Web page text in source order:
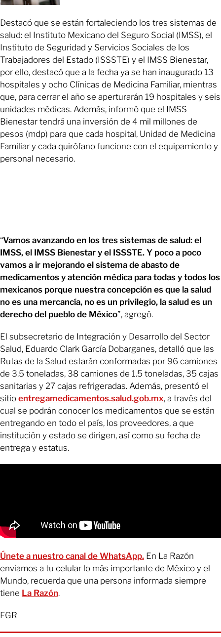
Destacó que se están fortaleciendo los tres sistemas de
salud: el Instituto Mexicano del Seguro Social (IMSS), el
Instituto de Seguridad y Servicios Sociales de los
Trabajadores del Estado (ISSSTE) y el IMSS Bienestar,
por ello, destacó que a la fecha ya se han inaugurado 13
hospitales y ocho Clínicas de Medicina Familiar, mientras
que, para cerrar el año se aperturarán 19 hospitales y seis
unidades médicas. Además, informó que el IMSS
Bienestar tendrá una inversión de 4 mil millones de
pesos (mdp) para que cada hospital, Unidad de Medicina
Familiar y cada quirófano funcione con el equipamiento y
personal necesario.
“Vamos avanzando en los tres sistemas de salud: el
IMSS, el IMSS Bienestar y el ISSSTE. Y poco a poco
vamos a ir mejorando el sistema de abasto de
medicamentos y atención médica para todas y todos los
mexicanos porque nuestra concepción es que la salud
no es una mercancía, no es un privilegio, la salud es un
derecho del pueblo de México”, agregó.
El subsecretario de Integración y Desarrollo del Sector
Salud, Eduardo Clark García Dobarganes, detalló que las
Rutas de la Salud estarán conformadas por 96 camiones
de 3.5 toneladas, 38 camiones de 1.5 toneladas, 35 cajas
sanitarias y 27 cajas refrigeradas. Además, presentó el
sitio entregamedicamentos.salud.gob.mx, a través del
cual se podrán conocer los medicamentos que se están
entregando en todo el país, los proveedores, a que
institución y estado se dirigen, así como su fecha de
entrega y estatus.
Únete a nuestro canal de WhatsApp. En La Razón
enviamos a tu celular lo más importante de México y el
Mundo, recuerda que una persona informada siempre
tiene La Razón.
FGR